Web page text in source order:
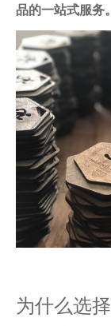
品的一站式服务。
为什么选